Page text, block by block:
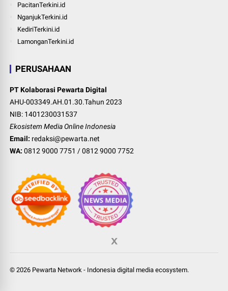
PacitanTerkini.id
NganjukTerkini.id
KediriTerkini.id
LamonganTerkini.id
PERUSAHAAN
PT Kolaborasi Pewarta Digital
AHU-003349.AH.01.30.Tahun 2023
NIB: 1401230031537
Ekosistem Media Online Indonesia
Email: redaksi@pewarta.net
WA: 0812 9000 7751 /0812 9000 7752
©2026 Pewarta Network - Indonesia digital media ecosystem.